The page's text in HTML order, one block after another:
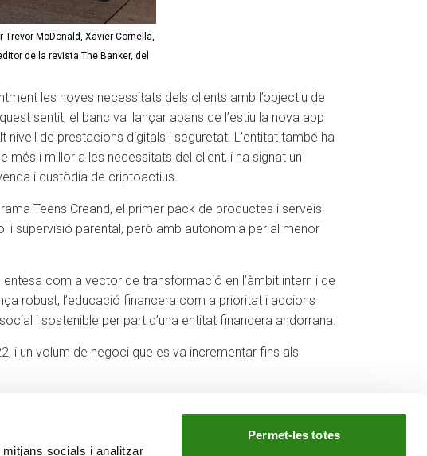
socials i analitzar
Permet-les totes
Trevor McDonald, Xavier Cornella,
de la revista The Banker, del
les noves necessitats dels clients amb l’objectiu de
sentit, el banc va llançar abans de l’estiu la nova app
nivell de prestacions digitals i seguretat. L’entitat també ha
més i millor a les necessitats del client, i ha signat un
i custòdia de criptoactius.
Teens Creand, el primer pack de productes i serveis
i supervisió parental, però amb autonomia per al menor
com a vector de transformació en l’àmbit intern i de
robust, l’educació financera com a prioritat i accions
i sostenible per part d’una entitat financera andorrana.
i un volum de negoci que es va incrementar fins als